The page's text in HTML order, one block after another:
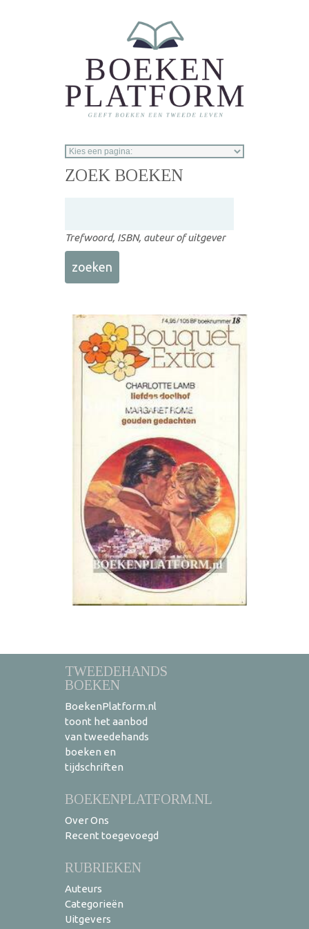
ZOEK BOEKEN
Trefwoord, ISBN, auteur of uitgever
TWEEDEHANDS
BOEKEN
BoekenPlatform.nl
toont het aanbod
van tweedehands
boeken en
tijdschriften
BOEKENPLATFORM.NL
Over Ons
Recent toegevoegd
RUBRIEKEN
Auteurs
Categorieën
Uitgevers